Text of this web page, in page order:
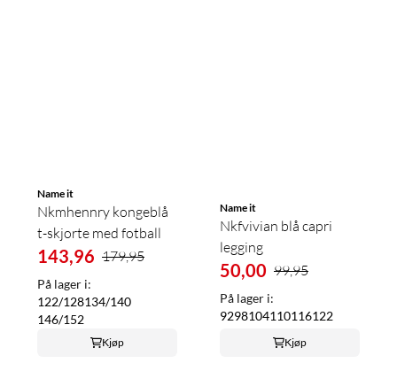
Name it
Nkmhennry kongeblå
t-skjorte med fotball
143,96 179,95
På lager i:
122/128134/140
146/152
Kjøp
Name it
Nkfvivian blå capri
legging
50,00 99,95
På lager i:
9298104110116122
Kjøp